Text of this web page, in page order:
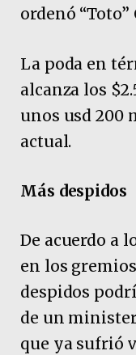
ordenó “Toto”
La poda en
alcanza los
unos usd 200
actual.
Más despidos
De acuerdo a
en los
despidos
de un
que ya sufrió